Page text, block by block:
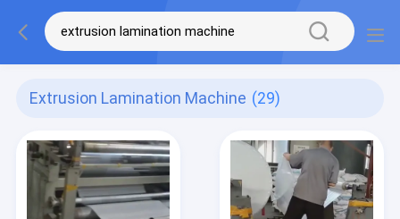
Extrusion Lamination Machine (29)